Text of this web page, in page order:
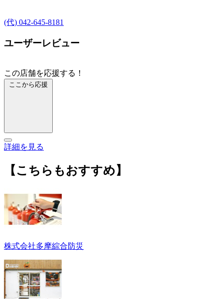
(代) 042-645-8181
ユーザーレビュー
この店舗を応援する！
ここから応援
詳細を見る
【こちらもおすすめ】
株式会社多摩綜合防災